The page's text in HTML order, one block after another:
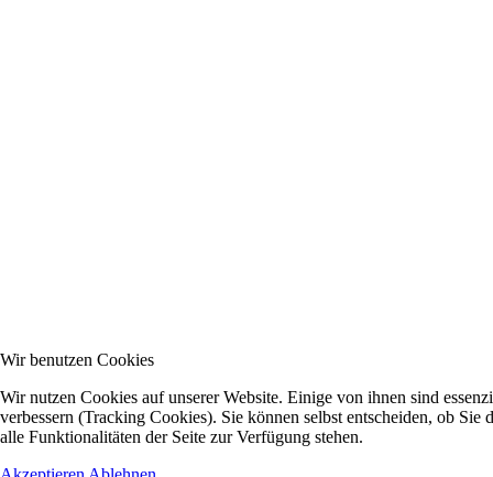
Wir benutzen Cookies
Wir nutzen Cookies auf unserer Website. Einige von ihnen sind
verbessern (Tracking Cookies). Sie können selbst entscheiden, ob
alle Funktionalitäten der Seite zur Verfügung stehen.